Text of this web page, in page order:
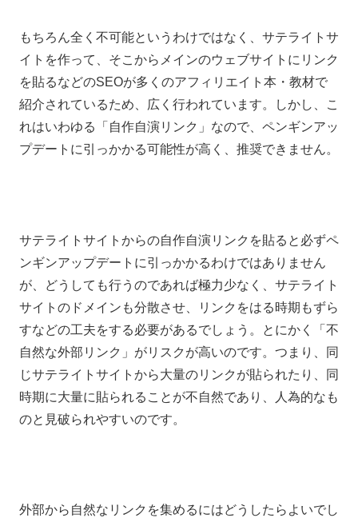
もちろん全く不可能というわけではなく、サテライトサ
イトを作って、そこからメインのウェブサイトにリンク
を貼るなどのSEOが多くのアフィリエイト本・教材で
紹介されているため、広く行われています。しかし、こ
れはいわゆる「自作自演リンク」なので、ペンギンアッ
プデートに引っかかる可能性が高く、推奨できません。
サテライトサイトからの自作自演リンクを貼ると必ずペ
ンギンアップデートに引っかかるわけではありません
が、どうしても行うのであれば極力少なく、サテライト
サイトのドメインも分散させ、リンクをはる時期もずら
すなどの工夫をする必要があるでしょう。とにかく「不
自然な外部リンク」がリスクが高いのです。つまり、同
じサテライトサイトから大量のリンクが貼られたり、同
時期に大量に貼られることが不自然であり、人為的なも
のと見破られやすいのです。
外部から自然なリンクを集めるにはどうしたらよいでし